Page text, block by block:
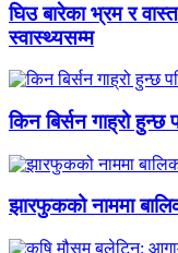
घिउ बारेका भ्रम र
स्वास्थ्यसम्म
किन बिर्सन गाह्रो हुन्छ
झारफुकको नाममा